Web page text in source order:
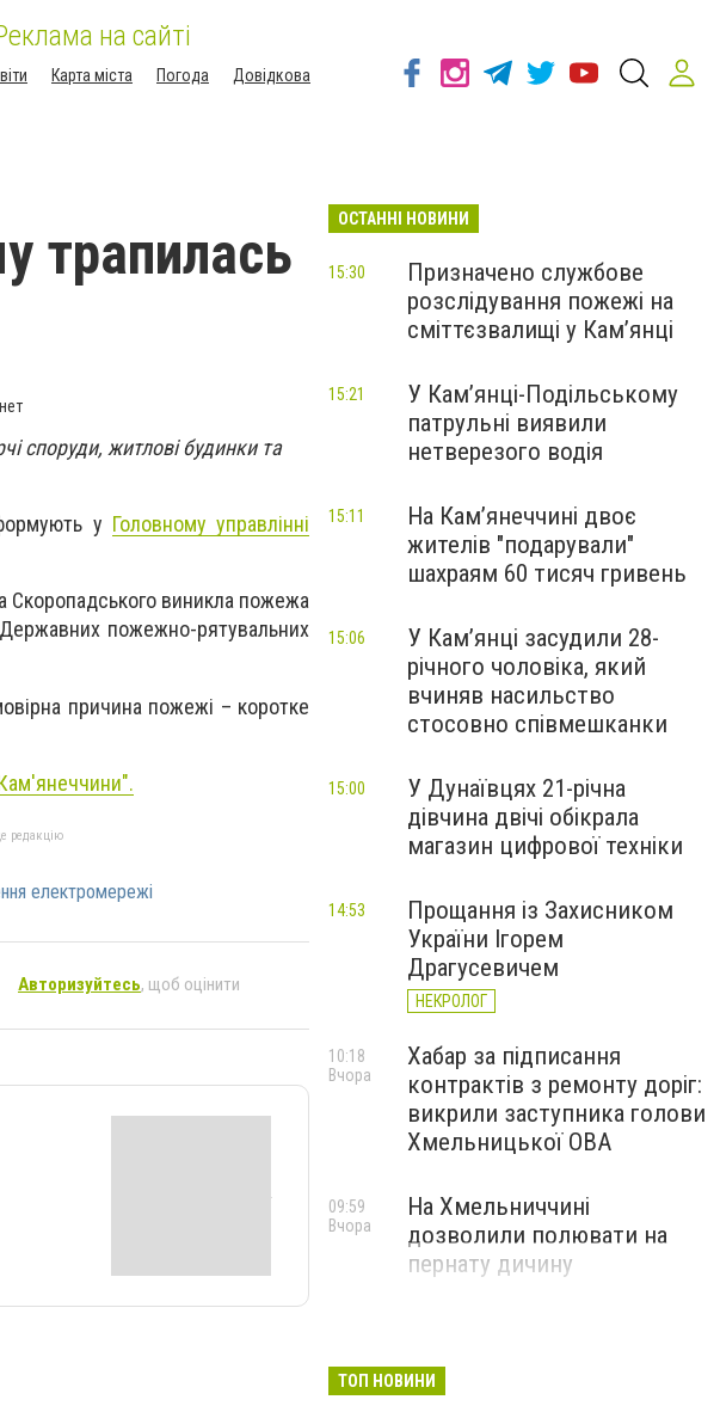
на сайті
Карта міста Погода
Довідкова
трапилась
споруди, житлові будинки та
у Головному управлінні
Скоропадського виникла пожежа
пожежно-рятувальних
причина пожежі – коротке
редакцію
електромережі
Авторизуйтесь, щоб оцінити
ОСТАННІ НОВИНИ
Призначено службове
розслідування пожежі на
сміттєзвалищі у Кам’янці
15:30
У Кам’янці-Подільському
патрульні виявили
нетверезого водія
15:21
На Камʼянеччині двоє
жителів "подарували"
шахраям 60 тисяч гривень
15:11
У Камʼянці засудили 28-
річного чоловіка, який
вчиняв насильство
стосовно співмешканки
15:06
У Дунаївцях 21-річна
дівчина двічі обікрала
магазин цифрової техніки
15:00
Прощання із Захисником
України Ігорем
Драгусевичем
НЕКРОЛОГ
14:53
Хабар за підписання
контрактів з ремонту доріг:
викрили заступника голови
Хмельницької ОВА
10:18
Вчора
На Хмельниччині
дозволили полювати на
пернату дичину
09:59
Вчора
ТОП НОВИНИ